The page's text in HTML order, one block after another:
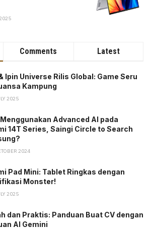
Comments Latest
Ipin Universe Rilis Global: Game Seru
Kampung
2025
Advanced AI pada
14T Series, Saingi Circle to Search
2024
Pad Mini: Tablet Ringkas dengan
Monster!
2025
dan Praktis: Panduan Buat CV dengan
AI Gemini